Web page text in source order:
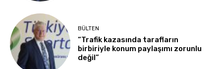
BÜLTEN
“Trafik kazasında tarafların
birbiriyle konum paylaşımı zorunlu
değil”